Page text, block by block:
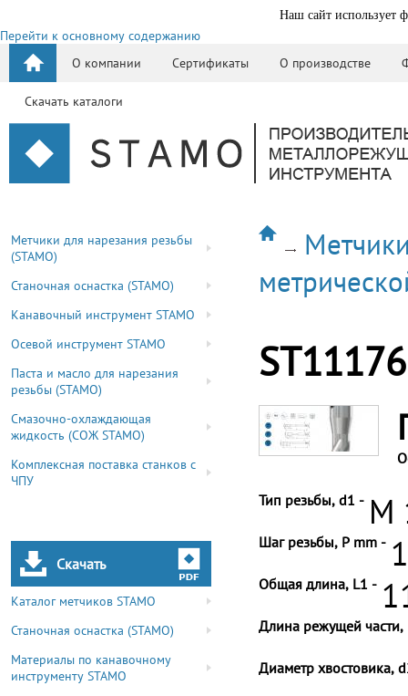
Наш сайт использует
Перейти к основному содержанию
О компании
Сертификаты О производстве
Скачать каталоги
Метчики для нарезания резьбы
(STAMO)
Станочная оснастка (STAMO)
Канавочный инструмент STAMO
Осевой инструмент STAMO
Паста и масло для нарезания
резьбы (STAMO)
Смазочно-охлаждающая
жидкость (СОЖ STAMO)
Комплексная поставка станков с
ЧПУ
Скачать
Каталог метчиков STAMO
Станочная оснастка (STAMO)
Материалы по канавочному
инструменту STAMO
Тип резьбы, d1 - M
Шаг резьбы, P mm -
Общая длина, L1 -
Длина режущей части,
Диаметр хвостовика,